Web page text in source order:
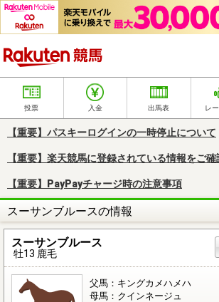
投票 入金 出馬表 レ
【重要】パスキーログインの一時停止について
【重要】楽天競馬に登録されている情報をご
【重要】PayPayチャージ時の注意事項
スーサンブルースの情報
スーサンブルース
牡13 鹿毛
父馬：キングカメハメハ
母馬：クインネージュ